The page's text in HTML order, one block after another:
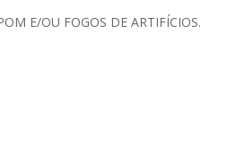
E/OU FOGOS DE ARTIFÍCIOS.